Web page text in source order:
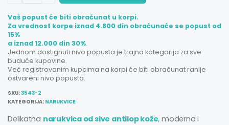
Vaš popust će biti obračunat u korpi.
Za vrednost korpe iznad 4.800 din obraćunaće se popust od
15%
a iznad 12.000 din 30%.
Jednom dostignuti nivo popusta je trajna kategorija za sve
buduće kupovine.
Već registrovanim kupcima na korpi će biti obračunat ranije
ostvareni nivo popusta.
SKU:3543-2
KATEGORIJA: NARUKVICE
Delikatna narukvica od sive antilop kože, moderna i